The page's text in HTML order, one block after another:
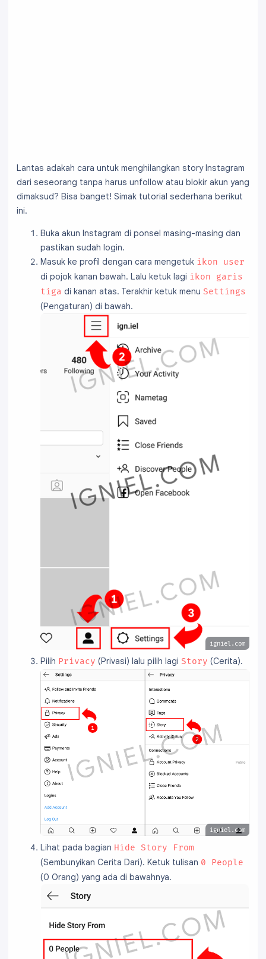
Lantas adakah cara untuk menghilangkan story Instagram
dari seseorang tanpa harus unfollow atau blokir akun yang
dimaksud? Bisa banget! Simak tutorial sederhana berikut
ini.
Buka akun Instagram di ponsel masing-masing dan
pastikan sudah login.
Masuk ke profil dengan cara mengetuk ikon user
di pojok kanan bawah. Lalu ketuk lagi ikon garis
tiga di kanan atas. Terakhir ketuk menu Settings
(Pengaturan) di bawah.
igniel.com
Pilih Privacy (Privasi) lalu pilih lagi Story (Cerita).
igniel.com
Lihat pada bagian Hide Story From
(Sembunyikan Cerita Dari). Ketuk tulisan 0 People
(0 Orang) yang ada di bawahnya.